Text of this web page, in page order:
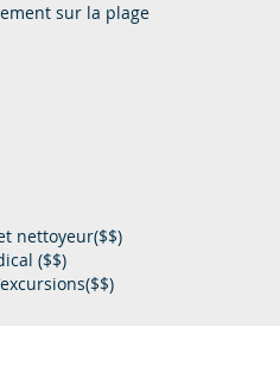
sur la plage
nettoyeur($$)
($$)